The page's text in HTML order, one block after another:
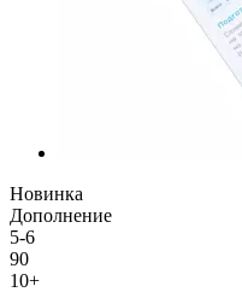
Новинка
Дополнение
5-6
90
10+